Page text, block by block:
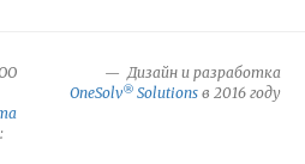
Дизайн и разработка
OneSolv® Solutions в 2016 году